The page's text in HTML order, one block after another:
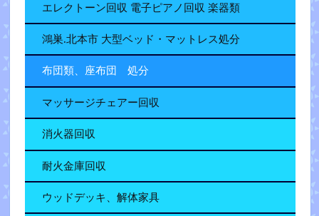
エレクトーン回収 電子ピアノ回収 楽器類
鴻巣.北本市 大型ベッド・マットレス処分
布団類、座布団 処分
マッサージチェアー回収
消火器回収
耐火金庫回収
ウッドデッキ、解体家具